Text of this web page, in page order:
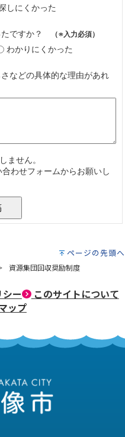
ページの先頭へ
資源集団回収奨励制度
ー
このサイトについて
ップ